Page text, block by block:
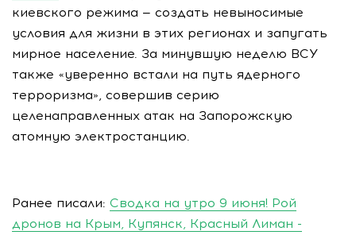
киевского режима — создать невыносимые
условия для жизни в этих регионах и запугать
мирное население. За минувшую неделю ВСУ
также «уверенно встали на путь ядерного
терроризма», совершив серию
целенаправленных атак на Запорожскую
атомную электростанцию.
Ранее писали: Сводка на утро 9 июня! Рой
дронов на Крым, Купянск, Красный Лиман -